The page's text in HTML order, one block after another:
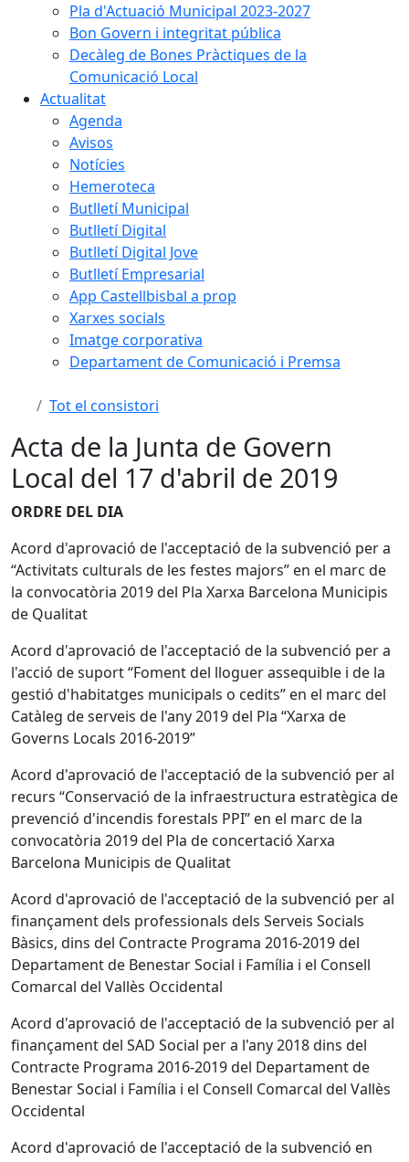
Pla d'Actuació Municipal 2023-2027
Bon Govern i integritat pública
Decàleg de Bones Pràctiques de la
Comunicació Local
Actualitat
Agenda
Avisos
Notícies
Hemeroteca
Butlletí Municipal
Butlletí Digital
Butlletí Digital Jove
Butlletí Empresarial
App Castellbisbal a prop
Xarxes socials
Imatge corporativa
Departament de Comunicació i Premsa
Tot el consistori
Acta de la Junta de Govern
Local del 17 d'abril de 2019
ORDRE DEL DIA
Acord d'aprovació de l'acceptació de la subvenció per a
“Activitats culturals de les festes majors” en el marc de
la convocatòria 2019 del Pla Xarxa Barcelona Municipis
de Qualitat
Acord d'aprovació de l'acceptació de la subvenció per a
l'acció de suport “Foment del lloguer assequible i de la
gestió d'habitatges municipals o cedits” en el marc del
Catàleg de serveis de l'any 2019 del Pla “Xarxa de
Governs Locals 2016-2019”
Acord d'aprovació de l'acceptació de la subvenció per al
recurs “Conservació de la infraestructura estratègica de
prevenció d'incendis forestals PPI” en el marc de la
convocatòria 2019 del Pla de concertació Xarxa
Barcelona Municipis de Qualitat
Acord d'aprovació de l'acceptació de la subvenció per al
finançament dels professionals dels Serveis Socials
Bàsics, dins del Contracte Programa 2016-2019 del
Departament de Benestar Social i Família i el Consell
Comarcal del Vallès Occidental
Acord d'aprovació de l'acceptació de la subvenció per al
finançament del SAD Social per a l'any 2018 dins del
Contracte Programa 2016-2019 del Departament de
Benestar Social i Família i el Consell Comarcal del Vallès
Occidental
Acord d'aprovació de l'acceptació de la subvenció en